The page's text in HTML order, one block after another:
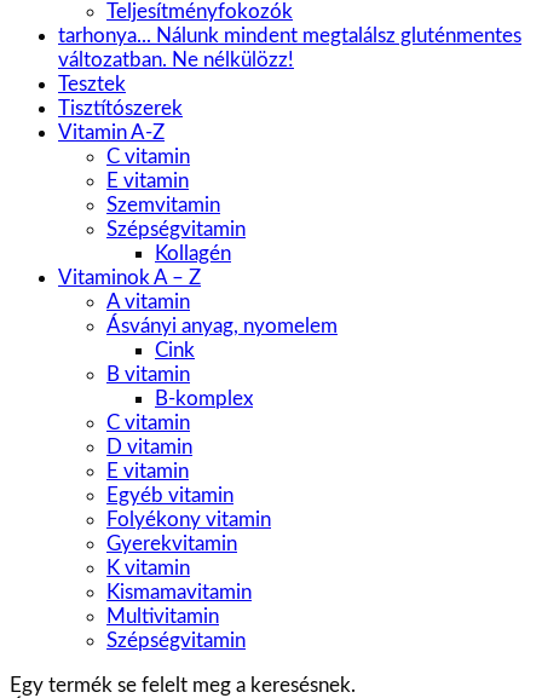
Teljesítményfokozók
tarhonya... Nálunk mindent megtalálsz gluténmentes
változatban. Ne nélkülözz!
Tesztek
Tisztítószerek
Vitamin A-Z
C vitamin
E vitamin
Szemvitamin
Szépségvitamin
Kollagén
Vitaminok A – Z
A vitamin
Ásványi anyag, nyomelem
Cink
B vitamin
B-komplex
C vitamin
D vitamin
E vitamin
Egyéb vitamin
Folyékony vitamin
Gyerekvitamin
K vitamin
Kismamavitamin
Multivitamin
Szépségvitamin
Egy termék se felelt meg a keresésnek.